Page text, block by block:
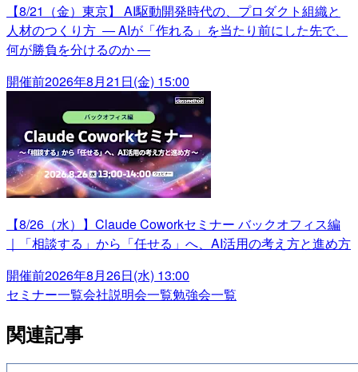
【8/21（金）東京】 AI駆動開発時代の、プロダクト組織と
人材のつくり方 ― AIが「作れる」を当たり前にした先で、
何が勝負を分けるのか ―
開催前2026年8月21日(金) 15:00
【8/26（水）】Claude Coworkセミナー バックオフィス編
｜「相談する」から「任せる」へ、AI活用の考え方と進め方
開催前2026年8月26日(水) 13:00
セミナー一覧会社説明会一覧勉強会一覧
関連記事